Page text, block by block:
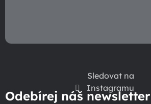
Sledovat na
Instagramu
Odebírej náš newsletter